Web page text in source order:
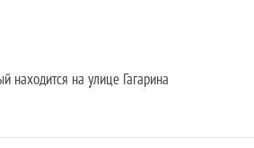
находится на улице Гагарина